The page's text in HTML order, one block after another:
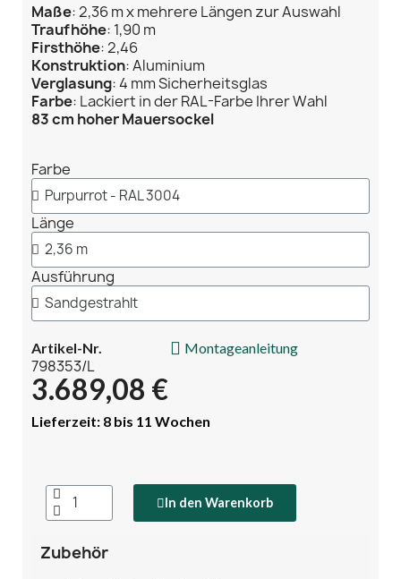
Maße: 2,36 m x mehrere Längen zur Auswahl
Traufhöhe: 1,90 m
Firsthöhe: 2,46
Konstruktion: Aluminium
Verglasung: 4 mm Sicherheitsglas
Farbe: Lackiert in der RAL-Farbe Ihrer Wahl
83 cm hoher Mauersockel
Farbe
Länge
Ausführung
Artikel-Nr.
798353/L
Montageanleitung
3.689,08 €
Lieferzeit: 8 bis 11 Wochen
In den Warenkorb
Zubehör